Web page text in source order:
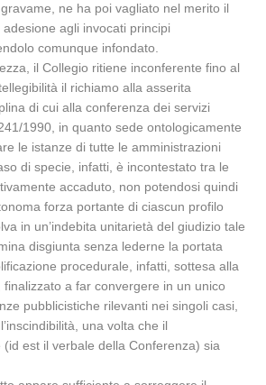
ne ha poi vagliato nel merito il
agli invocati principi
comunque infondato.
il Collegio ritiene inconferente fino al
il richiamo alla asserita
di cui alla conferenza dei servizi
1990, in quanto sede ontologicamente
le istanze di tutte le amministrazioni
di specie, infatti, è incontestato tra le
accaduto, non potendosi quindi
forza portante di ciascun profilo
in un’indebita unitarietà del giudizio tale
disgiunta senza lederne la portata
procedurale, infatti, sottesa alla
finalizzato a far convergere in un unico
pubblicistiche rilevanti nei singoli casi,
una volta che il
est il verbale della Conferenza) sia